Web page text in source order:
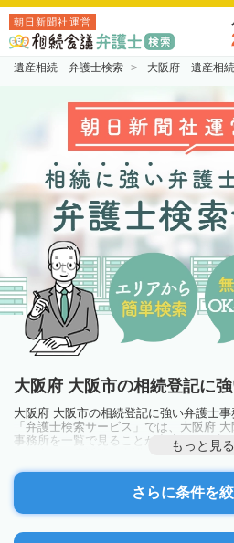
朝日新聞社運営
遺産相続 弁護士検索 大阪府 遺産相
大阪府 大阪市の相続登記に
大阪府 大阪市の相続登記に強い弁護士
「弁護士検索サービス」では、大阪府
事務所を一覧で見ることが出来ます。相
いる方は一度近隣の弁護士に相談してみ
もっと見る
さらに条件を